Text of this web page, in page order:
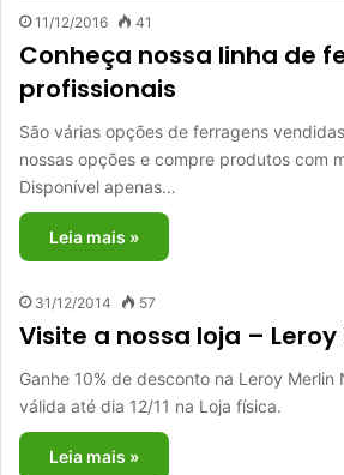
11/12/2016 41
Conheça nossa linha de
profissionais
São várias opções de ferragens
nossas opções e compre produtos com
Disponível apenas…
Leia mais »
31/12/2014 57
Visite a nossa loja –
Ganhe 10% de desconto na Leroy Merlin
válida até dia 12/11 na Loja física.
Leia mais »